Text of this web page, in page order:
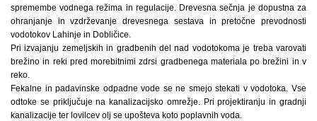
spremembe vodnega režima in regulacije. Drevesna sečnja je dopustna za
ohranjanje in vzdrževanje drevesnega sestava in pretočne prevodnosti
vodotokov Lahinje in Dobličice.
Pri izvajanju zemeljskih in gradbenih del nad vodotokoma je treba varovati
brežino in reki pred morebitnimi zdrsi gradbenega materiala po brežini in v
reko.
Fekalne in padavinske odpadne vode se ne smejo stekati v vodotoka. Vse
odtoke se priključuje na kanalizacijsko omrežje. Pri projektiranju in gradnji
kanalizacije ter lovilcev olj se upošteva koto poplavnih voda.